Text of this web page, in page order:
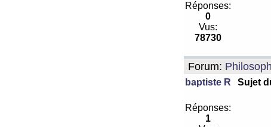
Réponses:
0
Vus:
78730
Forum:
baptiste R Sujet
Réponses:
1